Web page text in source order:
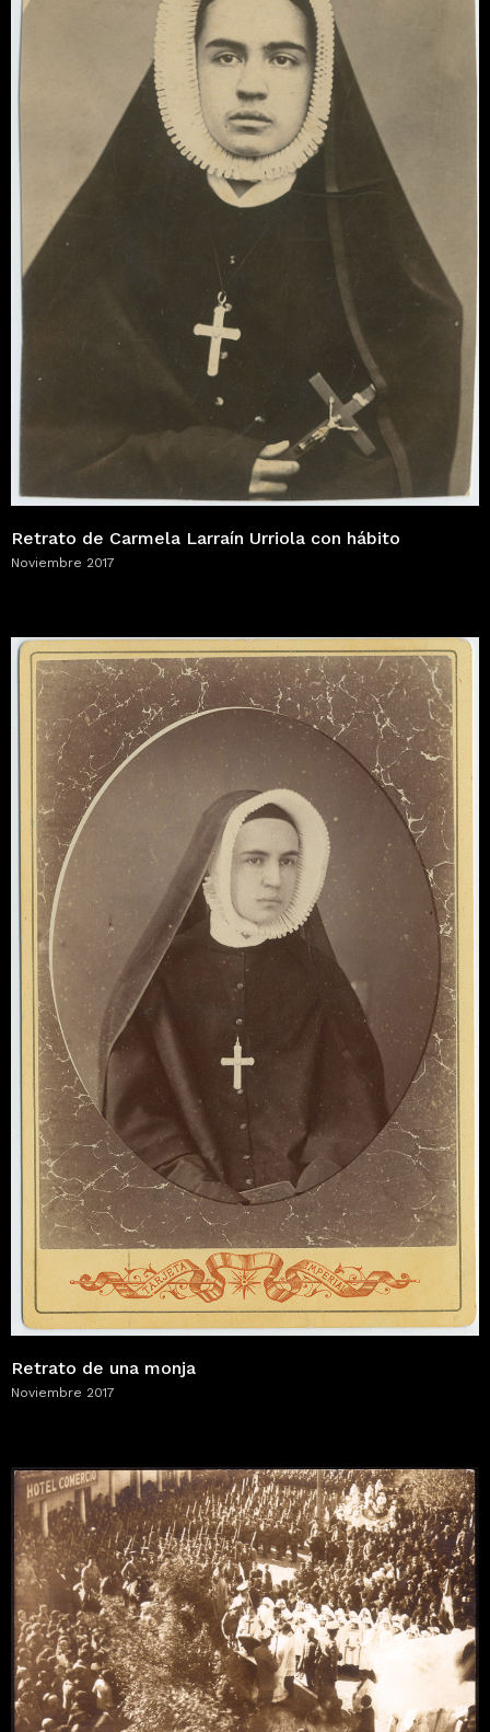
Retrato de Carmela Larraín Urriola con hábito
Noviembre 2017
Retrato de una monja
Noviembre 2017